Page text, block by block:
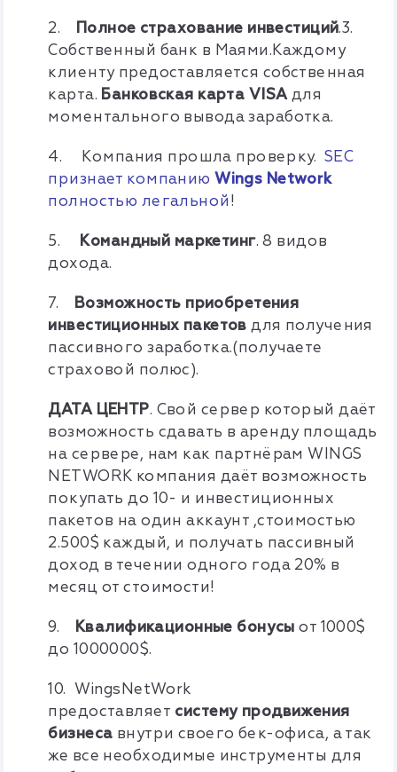
2. Полное страхование инвестиций.3.
Собственный банк в Маями.Каждому
клиенту предоставляется собственная
карта. Банковская карта VISAдля
моментального вывода заработка.
4. Компания прошла проверку. SEC
признает компаниюWings Network
полностью легальной!
5. Командный маркетинг. 8 видов
дохода.
7. Возможность приобретения
инвестиционных пакетовдля получения
пассивного заработка.(получаете
страховой полюс).
ДАТА ЦЕНТР. Свой сервер который даёт
возможность сдавать в аренду площадь
на сервере, нам как партнёрам WINGS
NETWORK компания даёт возможность
покупать до 10- и инвестиционных
пакетов на один аккаунт ,стоимостью
2.500$ каждый, и получать пассивный
доход в течении одного года 20% в
месяц от стоимости!
9. Квалификационные бонусы от 1000$
до 1000000$.
10. WingsNetWork
предоставляет систему продвижения
бизнеса внутри своего бек-офиса, а так
же все необходимые инструменты для